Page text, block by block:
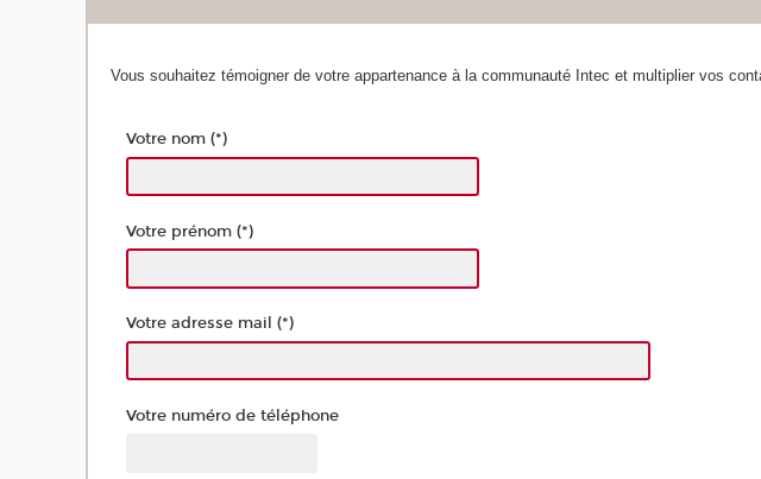
Vous souhaitez témoigner de votre appartenance à la communauté Intec et multiplier vos
Votre nom (*)
Votre prénom (*)
Votre adresse mail (*)
Votre numéro de téléphone